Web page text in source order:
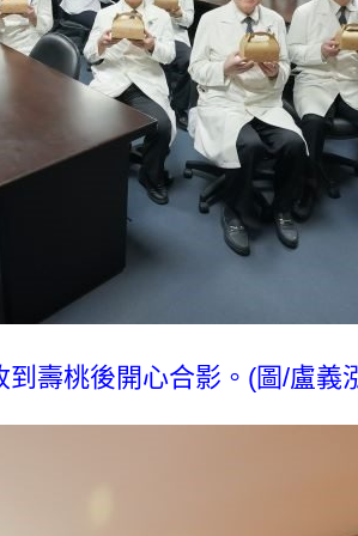
壽桃後開心合影。(圖/盧義